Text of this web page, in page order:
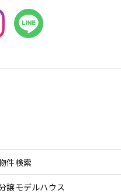
件検索
譲モデルハウス